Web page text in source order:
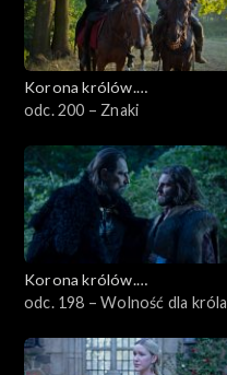
Korona królów.
Jagiellonowie
odc. 200 – Znaki
Korona królów.
Jagiellonowie
odc. 198 – Wolność dla króla